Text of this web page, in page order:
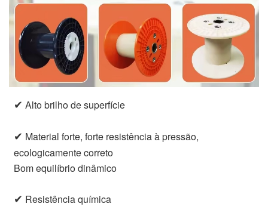
✔Alto brilho de superfície
✔ Material forte, forte resistência à pressão,
ecologicamente correto
Bom equilíbrio dinâmico
✔ Resistência química